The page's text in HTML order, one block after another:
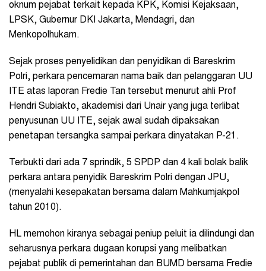
oknum pejabat terkait kepada KPK, Komisi Kejaksaan,
LPSK, Gubernur DKI Jakarta, Mendagri, dan
Menkopolhukam.
Sejak proses penyelidikan dan penyidikan di Bareskrim
Polri, perkara pencemaran nama baik dan pelanggaran UU
ITE atas laporan Fredie Tan tersebut menurut ahli Prof
Hendri Subiakto, akademisi dari Unair yang juga terlibat
penyusunan UU ITE, sejak awal sudah dipaksakan
penetapan tersangka sampai perkara dinyatakan P-21.
Terbukti dari ada 7 sprindik, 5 SPDP dan 4 kali bolak balik
perkara antara penyidik Bareskrim Polri dengan JPU,
(menyalahi kesepakatan bersama dalam Mahkumjakpol
tahun 2010).
HL memohon kiranya sebagai peniup peluit ia dilindungi dan
seharusnya perkara dugaan korupsi yang melibatkan
pejabat publik di pemerintahan dan BUMD bersama Fredie